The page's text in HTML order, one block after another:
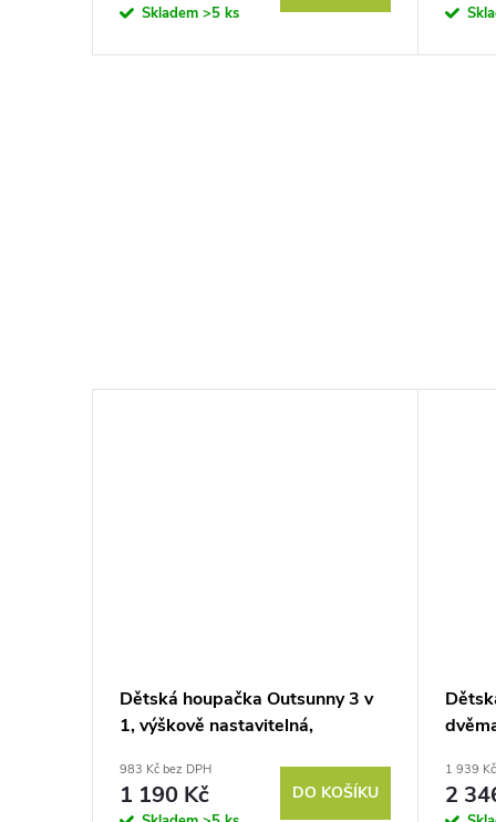
Skladem >5 ks
Dětská houpačka Outsunny 3 v
1, výškově nastavitelná,
i venkovní použití, modrá+žlutá,
42 x 33 x 180 cm
983 Kč bez DPH
1 190 Kč DO KOŠÍKU
1 939
2